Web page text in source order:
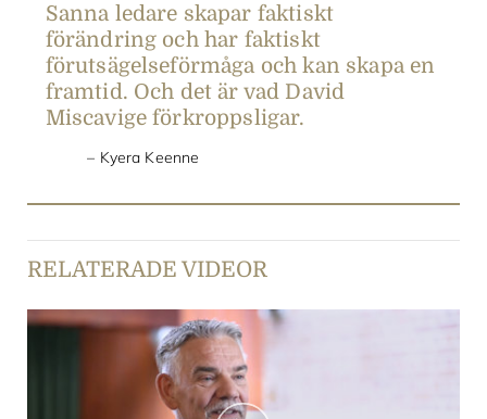
Sanna ledare skapar faktiskt
förändring och har faktiskt
förutsägelseförmåga och kan skapa en
framtid. Och det är vad David
Miscavige förkroppsligar.
Kyera Keenne
RELATERADE VIDEOR